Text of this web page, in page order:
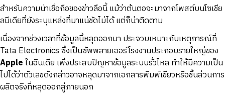
สำหรับความน่าเชื่อถือของข่าวลือนี้ แม้ว่าต้นตอจะมาจากโพสต์บนโซเชีย
ลมีเดียที่ยังระบุแหล่งที่มาแน่ชัดไม่ได้ แต่ก็น่าติดตาม
เนื่องจากช่วงเวลาที่ข้อมูลนี้หลุดออกมา ประจวบเหมาะกับเหตุการณ์ที่
Tata Electronics ซึ่งเป็นซัพพลายเออร์โรงงานประกอบรายใหญ่ของ
Appleในอินเดีย เพิ่งประสบปัญหาข้อมูลระบบรั่วไหล ทำให้มีความเป็น
ไปได้ว่าตัวเลขดังกล่าวอาจหลุดมาจากเอกสารพิมพ์เขียวหรือชิ้นส่วนการ
ผลิตจริงที่หลุดออกสู่ภายนอก